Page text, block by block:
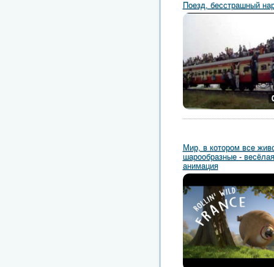
Поезд, бесстрашный
Мир, в котором все
шарообразные - весёлая
анимация